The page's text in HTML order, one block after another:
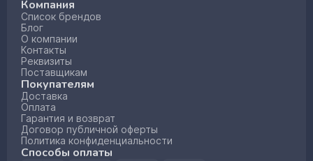
Компания
Список брендов
Блог
О компании
Контакты
Реквизиты
Поставщикам
Покупателям
Доставка
Оплата
Гарантия и возврат
Договор публичной оферты
Политика конфиденциальности
Способы оплаты